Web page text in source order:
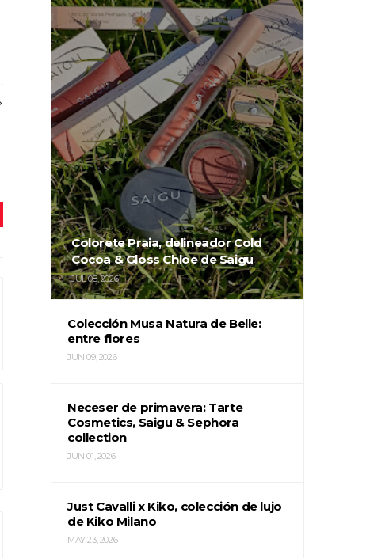
Colorete Praia, delineador Cold
Cocoa & Gloss Chloe de Saigu
JUL 08, 2026
Colección Musa Natura de Belle:
entre flores
JUN 09, 2026
Neceser de primavera: Tarte
Cosmetics, Saigu & Sephora
collection
JUN 01, 2026
Just Cavalli x Kiko, colección de lujo
de Kiko Milano
MAY 23, 2026